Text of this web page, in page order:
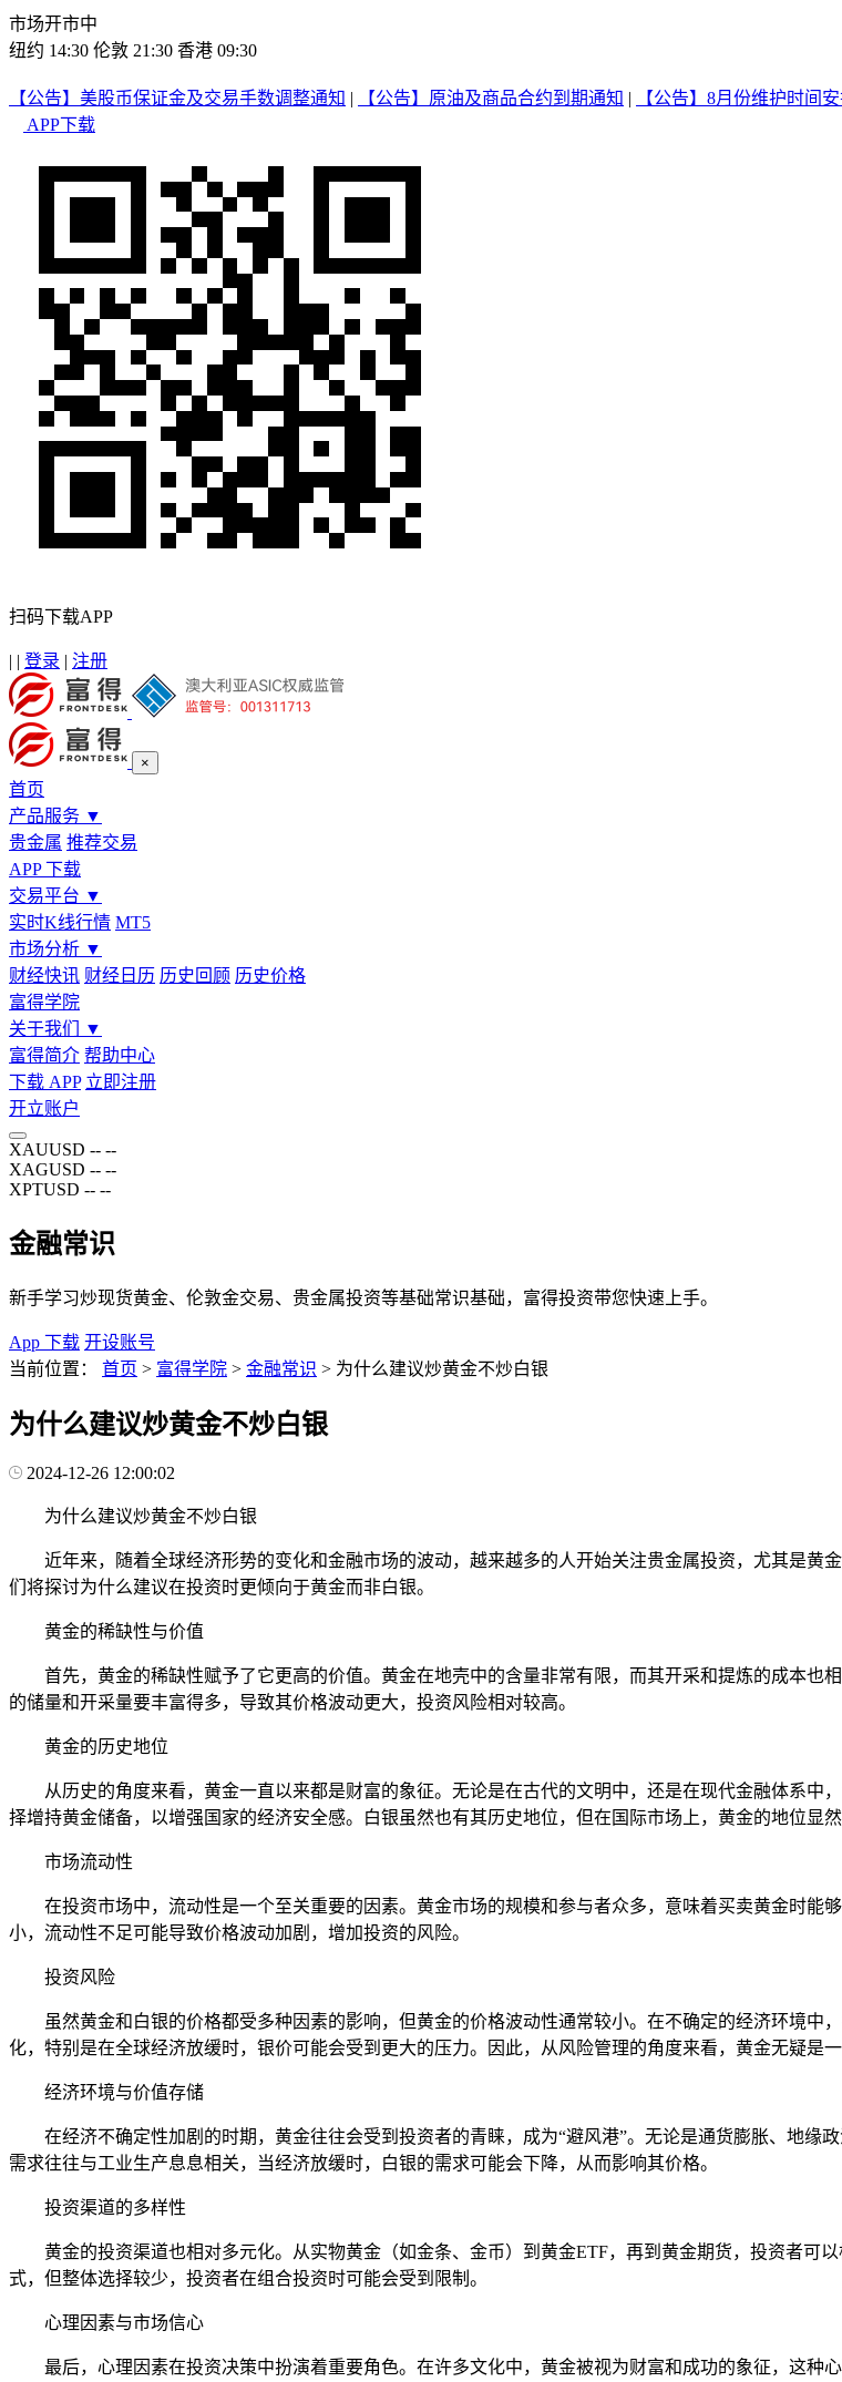
市场开市中
纽约 14:30 伦敦 21:30 香港 09:30
【公告】美股币保证金及交易手数调整通知 | 【公告】原油及商品合约到期通知 |
【公告】8月份维护时间
APP下载
扫码下载APP
| | 登录 | 注册
×
首页
产品服务 ▼
贵金属 推荐交易
APP 下载
交易平台 ▼
实时K线行情 MT5
市场分析 ▼
财经快讯 财经日历 历史回顾 历史价格
富得学院
关于我们
▼
富得简介 帮助中心
下载 APP 立即注册
开立账户
XAUUSD -- --
XAGUSD -- --
XPTUSD -- --
金融常识
新手学习炒现货黄金、伦敦金交易、贵金属投资等基础常识基础，富得投资带您快速上手。
App 下载 开设账号
当前位置：
首页 > 富得学院 > 金融常识 > 为什么建议炒黄金不炒白银
为什么建议炒黄金不炒白银
2024-12-26 12:00:02
为什么建议炒黄金不炒白银
近年来，随着全球经济形势的变化和金融市场的波动，越来越多的人开始关注贵金属投资，尤其是
们将探讨为什么建议在投资时更倾向于黄金而非白银。
黄金的稀缺性与价值
首先，黄金的稀缺性赋予了它更高的价值。黄金在地壳中的含量非常有限，而其开采和提炼的成本
的储量和开采量要丰富得多，导致其价格波动更大，投资风险相对较高。
黄金的历史地位
从历史的角度来看，黄金一直以来都是财富的象征。无论是在古代的文明中，还是在现代金融体系
择增持黄金储备，以增强国家的经济安全感。白银虽然也有其历史地位，但在国际市场上，黄金的地位显然
市场流动性
在投资市场中，流动性是一个至关重要的因素。黄金市场的规模和参与者众多，意味着买卖黄金时
小，流动性不足可能导致价格波动加剧，增加投资的风险。
投资风险
虽然黄金和白银的价格都受多种因素的影响，但黄金的价格波动性通常较小。在不确定的经济环境
化，特别是在全球经济放缓时，银价可能会受到更大的压力。因此，从风险管理的角度来看，黄金无疑是一
经济环境与价值存储
在经济不确定性加剧的时期，黄金往往会受到投资者的青睐，成为“避风港”。无论是通货膨胀、地
需求往往与工业生产息息相关，当经济放缓时，白银的需求可能会下降，从而影响其价格。
投资渠道的多样性
黄金的投资渠道也相对多元化。从实物黄金（如金条、金币）到黄金ETF，再到黄金期货，投资者可
式，但整体选择较少，投资者在组合投资时可能会受到限制。
心理因素与市场信心
最后，心理因素在投资决策中扮演着重要角色。在许多文化中，黄金被视为财富和成功的象征，这